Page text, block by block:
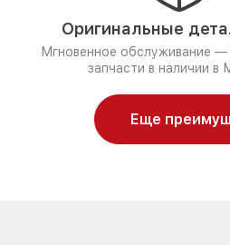
Оригинальные
Мгновенное обслуживание
запчасти в наличии в
Еще